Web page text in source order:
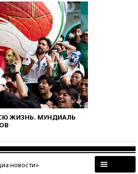
ЖИЗНЬ. МУНДИАЛЬ
новости»